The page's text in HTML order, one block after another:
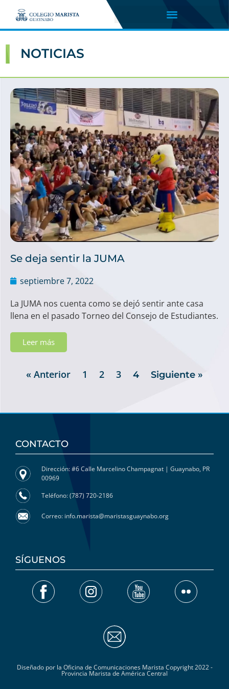
NOTICIAS
Se deja sentir la JUMA
septiembre 7, 2022
La JUMA nos cuenta como se dejó sentir ante casa
llena en el pasado Torneo del Consejo de Estudiantes.
Leer más
« Anterior 1 2 3 4 Siguiente »
CONTACTO
Dirección: #6 Calle Marcelino Champagnat | Guaynabo, PR
00969
Teléfono: (787) 720-2186
Correo: info.marista@maristasguaynabo.org
SÍGUENOS
Diseñado por la Oficina de Comunicaciones Marista Copyright 2022 -
Provincia Marista de América Central